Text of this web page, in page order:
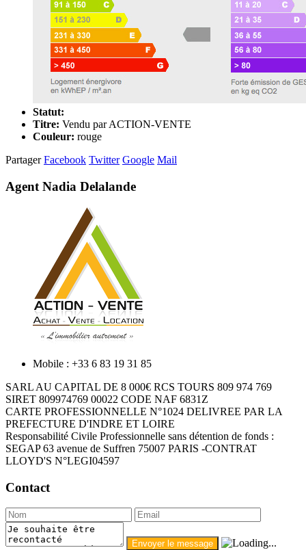
Statut:
Titre: Vendu par ACTION-VENTE
Couleur: rouge
Partager Facebook Twitter Google Mail
Agent Nadia Delalande
Mobile : +33 6 83 19 31 85
SARL AU CAPITAL DE 8 000€ RCS TOURS 809 974 769
SIRET 809974769 00022 CODE NAF 6831Z
CARTE PROFESSIONNELLE N°1024 DELIVREE PAR LA
PREFECTURE D'INDRE ET LOIRE
Responsabilité Civile Professionnelle sans détention de fonds :
SEGAP 63 avenue de Suffren 75007 PARIS -CONTRAT
LLOYD'S N°LEGI04597
Contact